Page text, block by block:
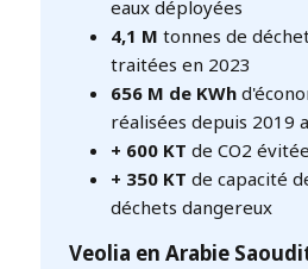
eaux déployées
4,1 M tonnes de
traitées en 2023
656 M de KWh
réalisées depuis 2019
+ 600 KT de CO2
+ 350 KT de capacité
déchets dangereux
Veolia en Arabie